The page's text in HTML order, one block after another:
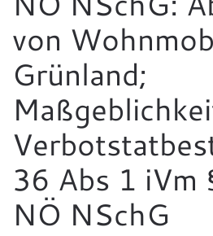
von
Grünland;
36 Abs 1 iVm
NÖ NSchG